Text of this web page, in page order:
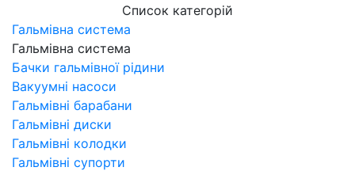
Список категорій
Гальмівна система
Гальмівна система
Бачки гальмівної рідини
Вакуумні насоси
Гальмівні барабани
Гальмівні диски
Гальмівні колодки
Гальмівні супорти